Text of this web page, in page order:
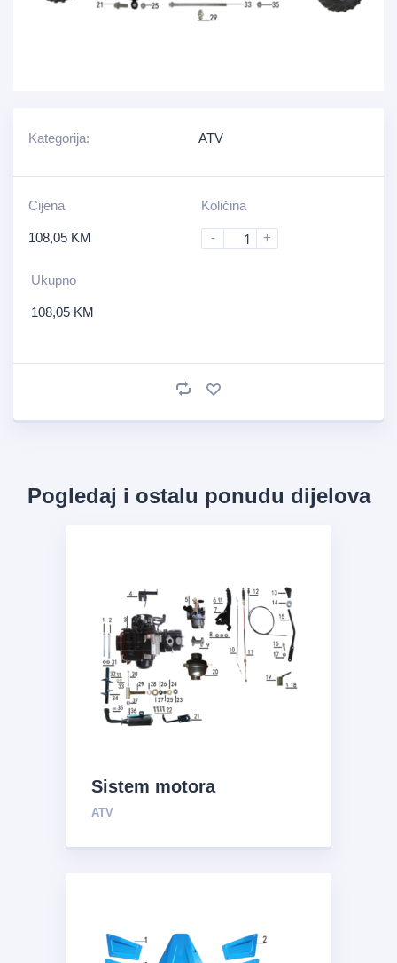
Kategorija: ATV
Cijena
108,05 KM
Količina
- +
Ukupno
108,05 KM
Pogledaj i ostalu ponudu dijelova
Sistem motora
ATV